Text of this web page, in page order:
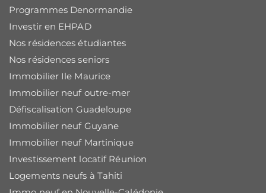
Programmes Denormandie
Investir en EHPAD
Nos résidences étudiantes
Nos résidences seniors
Immobilier Ile Maurice
Immobilier neuf outre-mer
Défiscalisation Guadeloupe
Immobilier neuf Guyane
Immobilier neuf Martinique
Investissement locatif Réunion
Logements neufs à Tahiti